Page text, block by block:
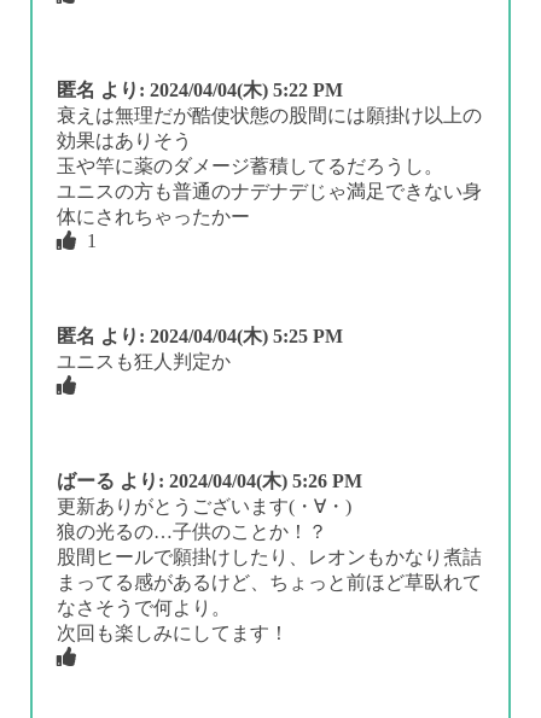
匿名 より: 2024/04/04(木) 5:22 PM
衰えは無理だが酷使状態の股間には願掛け以上の
効果はありそう
玉や竿に薬のダメージ蓄積してるだろうし。
ユニスの方も普通のナデナデじゃ満足できない身
体にされちゃったかー
1
匿名 より: 2024/04/04(木) 5:25 PM
ユニスも狂人判定か
ばーる より: 2024/04/04(木) 5:26 PM
更新ありがとうございます(・∀・)
狼の光るの…子供のことか！？
股間ヒールで願掛けしたり、レオンもかなり煮詰
まってる感があるけど、ちょっと前ほど草臥れて
なさそうで何より。
次回も楽しみにしてます！